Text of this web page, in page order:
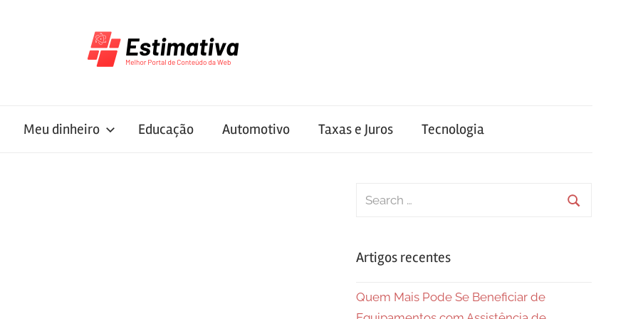
Meu dinheiro Educação Automotivo Taxas e Juros Tecnologia
Search
Artigos recentes
Quem Mais Pode Se Beneficiar de